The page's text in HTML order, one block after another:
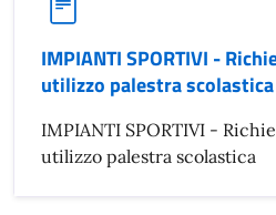
IMPIANTI SPORTIVI -
utilizzo palestra scolastica
IMPIANTI SPORTIVI -
utilizzo palestra scolastica